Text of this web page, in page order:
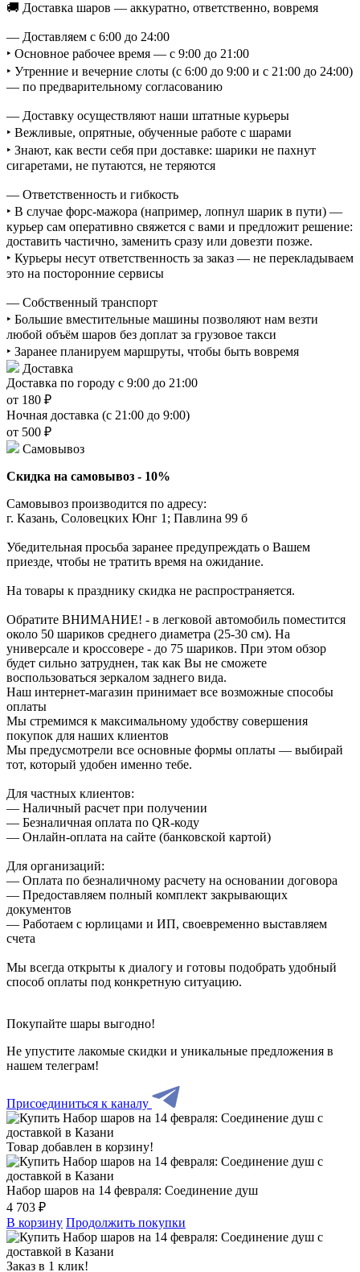
🚚 Доставка шаров — аккуратно, ответственно, вовремя
— Доставляем с 6:00 до 24:00
‣ Основное рабочее время — с 9:00 до 21:00
‣ Утренние и вечерние слоты (с 6:00 до 9:00 и с 21:00 до 24:00)
— по предварительному согласованию
— Доставку осуществляют наши штатные курьеры
‣ Вежливые, опрятные, обученные работе с шарами
‣ Знают, как вести себя при доставке: шарики не пахнут
сигаретами, не путаются, не теряются
— Ответственность и гибкость
‣ В случае форс-мажора (например, лопнул шарик в пути) —
курьер сам оперативно свяжется с вами и предложит решение:
доставить частично, заменить сразу или довезти позже.
‣ Курьеры несут ответственность за заказ — не перекладываем
это на посторонние сервисы
— Собственный транспорт
‣ Большие вместительные машины позволяют нам везти
любой объём шаров без доплат за грузовое такси
‣ Заранее планируем маршруты, чтобы быть вовремя
Доставка
Доставка по городу с 9:00 до 21:00
от 180 ₽
Ночная доставка (с 21:00 до 9:00)
от 500 ₽
Самовывоз
Скидка на самовывоз - 10%
Самовывоз производится по адресу:
г. Казань, Соловецких Юнг 1; Павлина 99 б
Убедительная просьба заранее предупреждать о Вашем
приезде, чтобы не тратить время на ожидание.
На товары к празднику скидка не распространяется.
Обратите ВНИМАНИЕ! - в легковой автомобиль поместится
около 50 шариков среднего диаметра (25-30 см). На
универсале и кроссовере - до 75 шариков. При этом обзор
будет сильно затруднен, так как Вы не сможете
воспользоваться зеркалом заднего вида.
Наш интернет-магазин принимает все возможные способы
оплаты
Мы стремимся к максимальному удобству совершения
покупок для наших клиентов
Мы предусмотрели все основные формы оплаты — выбирай
тот, который удобен именно тебе.
Для частных клиентов:
— Наличный расчет при получении
— Безналичная оплата по QR-коду
— Онлайн-оплата на сайте (банковской картой)
Для организаций:
— Оплата по безналичному расчету на основании договора
— Предоставляем полный комплект закрывающих
документов
— Работаем с юрлицами и ИП, своевременно выставляем
счета
Мы всегда открыты к диалогу и готовы подобрать удобный
способ оплаты под конкретную ситуацию.
Покупайте шары выгодно!
Не упустите лакомые скидки и уникальные предложения в
нашем телеграм!
Присоединиться к каналу
Товар добавлен в корзину!
Набор шаров на 14 февраля: Соединение душ
4 703 ₽
В корзину Продолжить покупки
Заказ в 1 клик!